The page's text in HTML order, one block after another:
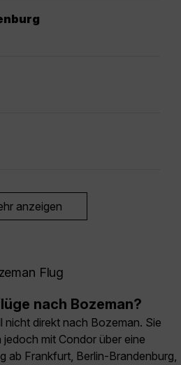
anzeigen
Flug
nach Bozeman?
nicht direkt nach Bozeman. Sie
mit Condor über eine
ab Frankfurt, Berlin-Brandenburg,